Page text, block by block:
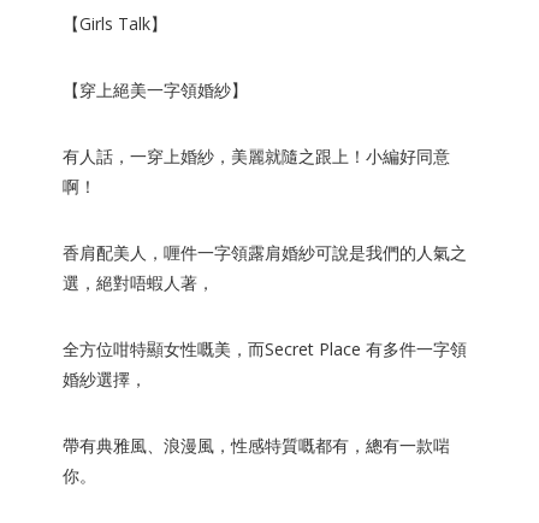
【Girls Talk】
【穿上絕美一字領婚紗】
有人話，一穿上婚紗，美麗就隨之跟上！小編好同意
啊！
香肩配美人，喱件一字領露肩婚紗可說是我們的人氣之
選 ，絕對唔蝦人著，
全方位咁特顯女性嘅美，而Secret Place 有多件一字領
婚紗選擇，
帶有典雅風、浪漫風，性感特質嘅都有，總有一款啱
你。